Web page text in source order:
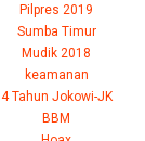
Pilpres 2019
Sumba Timur
Mudik 2018
keamanan
4 Tahun Jokowi-JK
BBM